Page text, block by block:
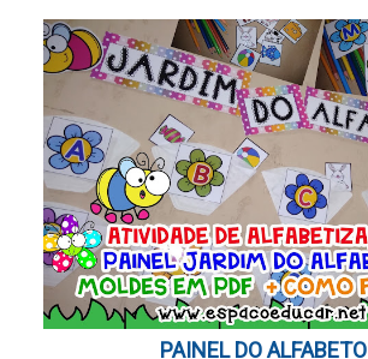
PAINEL DO ALFABETO